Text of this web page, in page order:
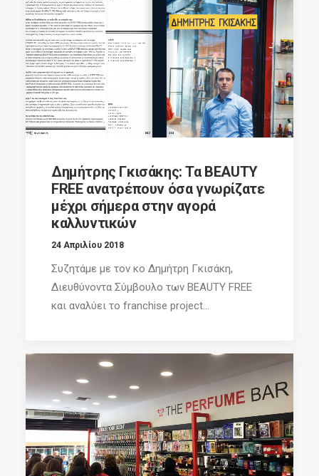
Δημήτρης Γκισάκης: Τα BEAUTY
FREE ανατρέπουν όσα γνωρίζατε
μέχρι σήμερα στην αγορά
καλλυντικών
24 Απριλίου 2018
Συζητάμε με τον κο Δημήτρη Γκισάκη,
Διευθύνοντα Σύμβουλο των BEAUTY FREE
και αναλύει το franchise project...